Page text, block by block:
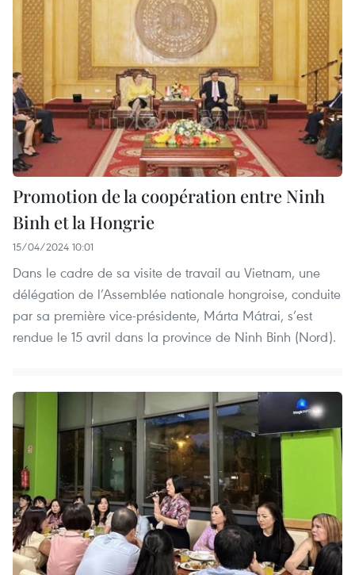
Promotion de la coopération entre Ninh
Binh et la Hongrie
15/04/2024 10:01
Dans le cadre de sa visite de travail au Vietnam, une
délégation de l’Assemblée nationale hongroise, conduite
par sa première vice-présidente, Márta Mátrai, s’est
rendue le 15 avril dans la province de Ninh Binh (Nord).